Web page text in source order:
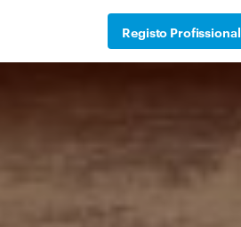
Registo Profissional